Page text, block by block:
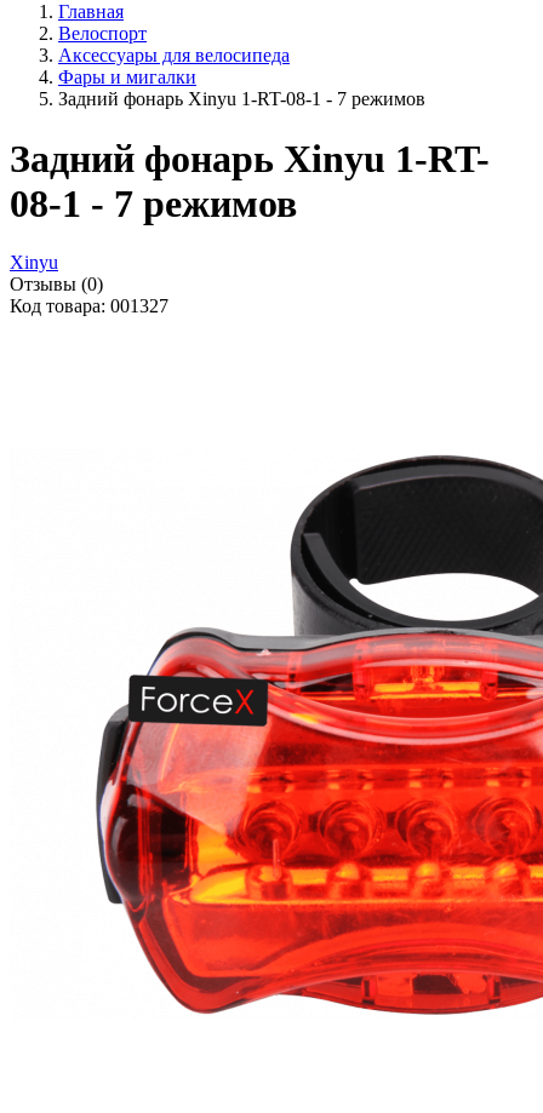
Главная
Велоспорт
Аксессуары для велосипеда
Фары и мигалки
Задний фонарь Xinyu 1-RT-08-1 - 7 режимов
Задний фонарь Xinyu 1-RT-
08-1 - 7 режимов
Xinyu
Отзывы (0)
Код товара: 001327